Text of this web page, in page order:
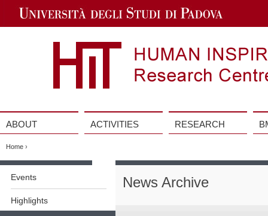
Navigation
ABOUT ACTIVITIES RESEARCH
Home ›
contenuto
Events
Highlights
News Archive